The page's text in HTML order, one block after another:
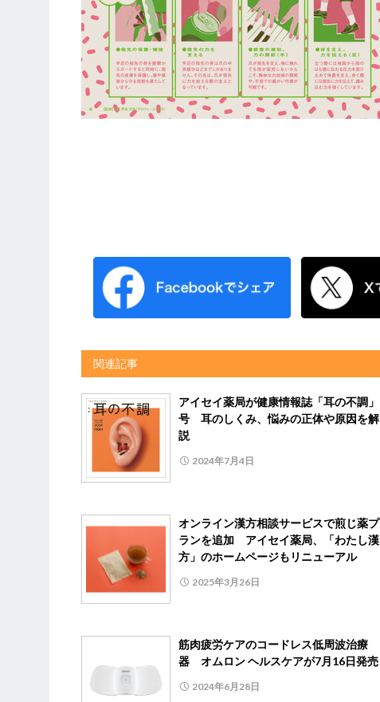
関連記事
アイセイ薬局が健康情報誌「耳の不調」
号 耳のしくみ、悩みの正体や原因を解
説
2024年7月4日
オンライン漢方相談サービスで煎じ薬プ
ランを追加 アイセイ薬局、「わたし漢
方」のホームページもリニューアル
2025年3月26日
筋肉疲労ケアのコードレス低周波治療
器 オムロン ヘルスケアが7月16日発売
2024年6月28日